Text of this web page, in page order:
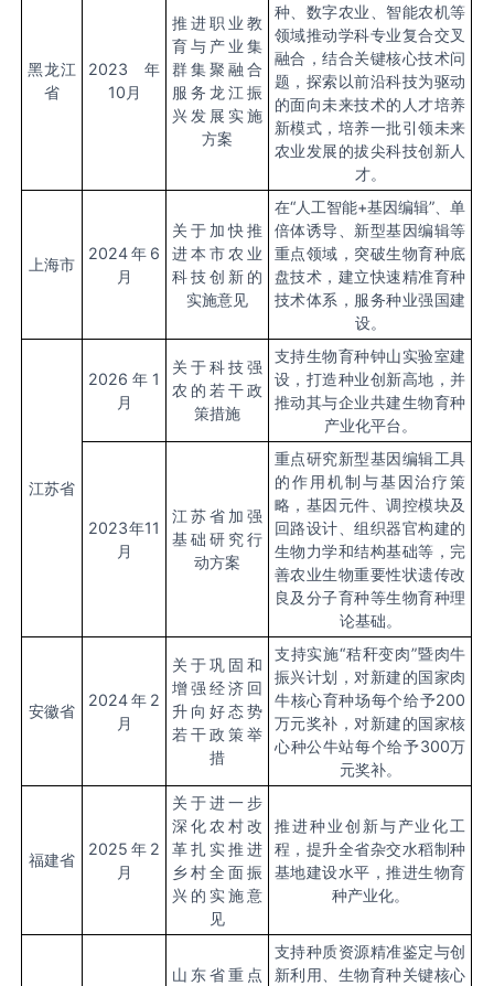
黑龙江
省
2023 年
10 月
推进职业教
育与产业集
群集聚融合
服务龙江振
兴发展实施
方案
种、数字农业、智能农机等
领域推动学科专业复合交叉
融合，结合关键核心技术问
题，探索以前沿科技为驱动
的面向未来技术的人才培养
新模式，培养一批引领未来
农业发展的拔尖科技创新人
才。
上海市
2024年 6
月
关于加快推
进本市农业
科技创新的
实施意见
在“人工智能+基因编辑”、单
倍体诱导、新型基因编辑等
重点领域，突破生物育种底
盘技术，建立快速精准育种
技术体系，服务种业强国建
设。
江苏省
2026 年 1
月
关于科技强
农的若干政
策措施
支持生物育种钟山实验室建
设，打造种业创新高地，并
推动其与企业共建生物育种
产业化平台。
2023年11
月
江苏省加强
基础研究行
动方案
重点研究新型基因编辑工具
的作用机制与基因治疗策
略，基因元件、调控模块及
回路设计、组织器官构建的
生物力学和结构基础等，完
善农业生物重要性状遗传改
良及分子育种等生物育种理
论基础。
安徽省
2024年 2
月
关于巩固和
增强经济回
升向好态势
若干政策举
措
支持实施“秸秆变肉”暨肉牛
振兴计划，对新建的国家肉
牛核心育种场每个给予200
万元奖补，对新建的国家核
心种公牛站每个给予300万
元奖补。
福建省
2025 年 2
月
关于进一步
深化农村改
革扎实推进
乡村全面振
兴的实施意
见
推进种业创新与产业化工
程，提升全省杂交水稻制种
基地建设水平，推进生物育
种产业化。
山东省重点
支持种质资源精准鉴定与创
新利用、生物育种关键核心